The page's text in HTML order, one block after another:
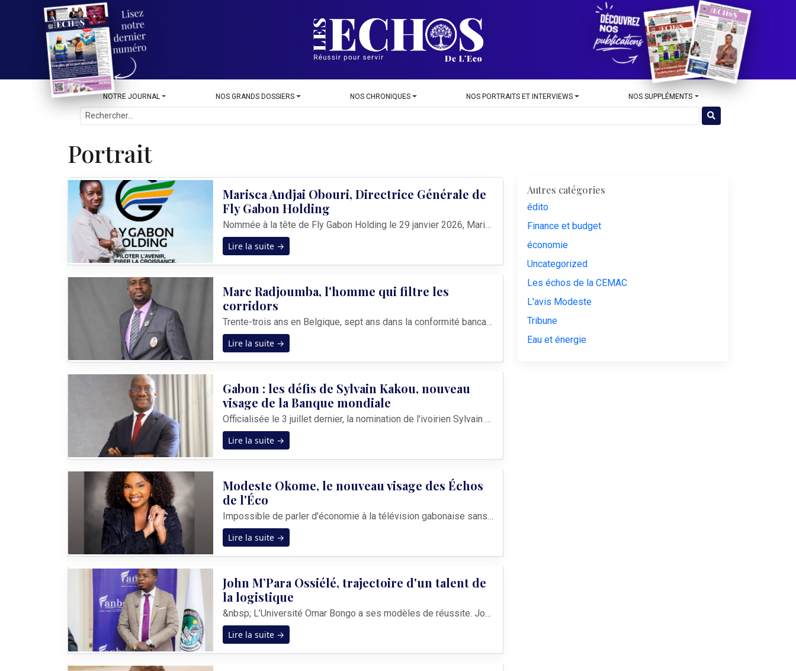
NOTRE JOURNAL NOS GRANDS DOSSIERS NOS CHRONIQUES NOS PORTRAITS ET INTERVIEWS NOS SUPPLÉMENTS
Portrait
Marisca Andjai Obouri, Directrice Générale de
Fly Gabon Holding
Nommée à la tête de Fly Gabon Holding le 29 janvier 2026, Marisca Emerenziana Andjai Obouri est la deuxième femme à diriger cette structure stratégique de l'État gabonais. Cent jours après sa prise de fonction, elle dresse un premier bilan et dévoile ses priorités. Cent jours après votre nomination, quel bilan tirez-vous ? Le ...
Lire la suite →
Marc Radjoumba, l'homme qui filtre les
corridors
Trente-trois ans en Belgique, sept ans dans la conformité bancaire chez ING, et puis ce pari : sécuriser, par le numérique, l'entrée des véhicules sur le territoire gabonais — ports, postes-frontières, corridors. Entre Obourg et Paris-Bifoun, rencontre avec un homme qui incarne une génération de cadres de la diaspora qui ne choisisse...
Lire la suite →
Gabon : les défis de Sylvain Kakou, nouveau
visage de la Banque mondiale
Officialisée le 3 juillet dernier, la nomination de l'ivoirien Sylvain Kakou au poste de Représentant Résident du Groupe de la Banque mondiale au Gabon marque un tournant historique. Pour la première fois à Libreville, une direction unifiée fusionne les activités du secteur public (BIRD, IDA) et du secteur privé (IFC, MIGA). Un changement de par...
Lire la suite →
Modeste Okome, le nouveau visage des Échos
de l'Éco
Impossible de parler d'économie à la télévision gabonaise sans penser à elle. La voix. Le ton. Les analyses. Et cette crinière, devenue signature à elle seule. Modeste Okome est la nouvelle directrice de publication des Échos de l'Éco. Avec le ton direct qu'on lui connaît, elle a répondu à nos questions sur ce nouveau challenge. ...
Lire la suite →
John M’Para Ossiélé, trajectoire d'un talent de
la logistique
&nbsp; L’Université Omar Bongo a ses modèles de réussite. John M’Para Ossiélé en est l’un des plus probants. En l’espace de quelques années, ce trentenaire a su transformer un cursus universitaire d'excellence en un empire de la compétence technique. À 35 ans, loin des sentiers battus du salariat classique, ce stratège a fait de sa startup, Epik...
Lire la suite →
Autres catégories
édito
Finance et budget
économie
Uncategorized
Les échos de la CEMAC
L'avis Modeste
Tribune
Eau et énergie